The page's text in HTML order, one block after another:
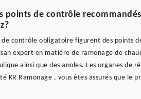
points de contrôle
de contrôle obligatoire figurent des points
expert en matière de ramonage de
ainsi que des anoles. Les organes
KR Ramonage , vous êtes assurés que